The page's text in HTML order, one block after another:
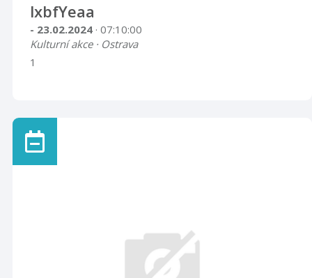
lxbfYeaa
- 23.02.2024 · 07:10:00
Kulturní akce · Ostrava
1